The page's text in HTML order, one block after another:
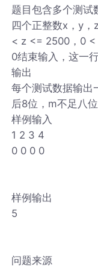
题目包含多个测试
四个正整数x，y
< z <= 2500，0
0结束输入，这一
输出
每个测试数据输出
后8位，m不足八
样例输入
1 2 3 4
0 0 0 0
样例输出
5
问题来源